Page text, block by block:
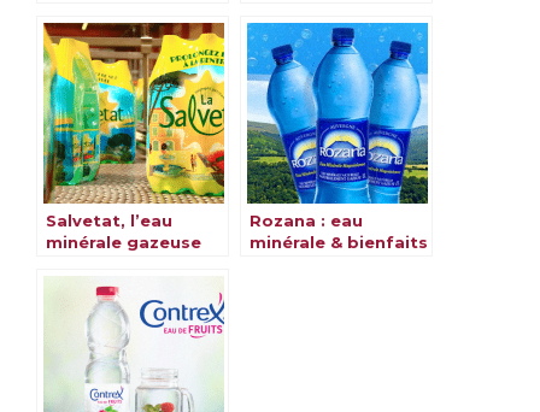
Salvetat, l’eau
minérale gazeuse
de la nature
Rozana : eau
minérale & bienfaits